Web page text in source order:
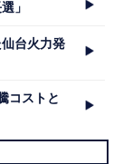
」
台火力発
コストと